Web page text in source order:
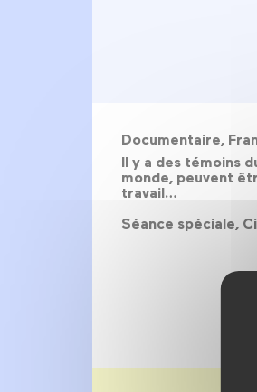
Documentaire,
Il y a des témoins
monde, peuvent
travail…
Séance spéciale,